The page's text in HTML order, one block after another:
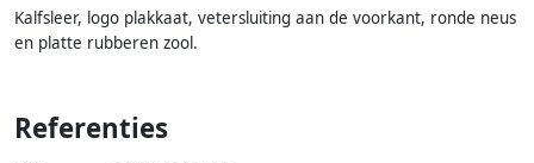
Kalfsleer, logo plakkaat, vetersluiting aan de voorkant, ronde neus
en platte rubberen zool.
Referenties